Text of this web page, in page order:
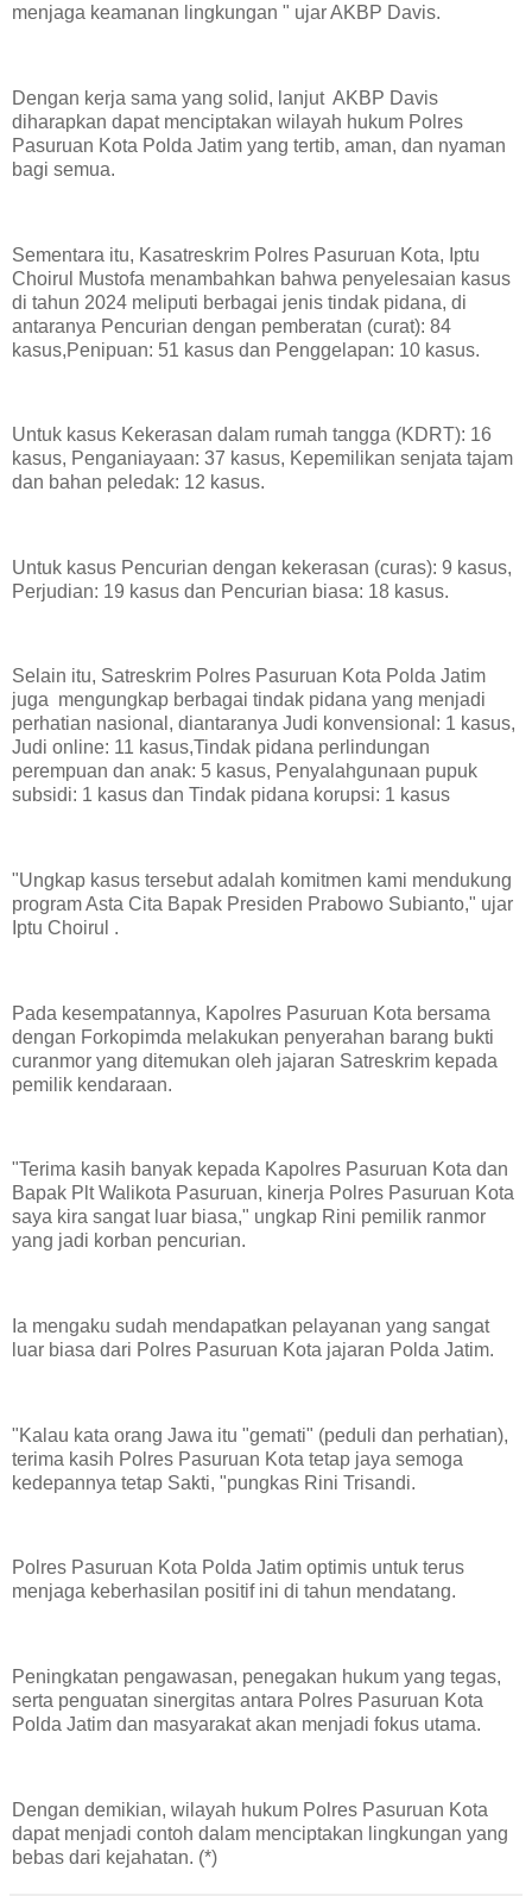
menjaga keamanan lingkungan " ujar AKBP Davis.
Dengan kerja sama yang solid, lanjut AKBP Davis
diharapkan dapat menciptakan wilayah hukum Polres
Pasuruan Kota Polda Jatim yang tertib, aman, dan nyaman
bagi semua.
Sementara itu, Kasatreskrim Polres Pasuruan Kota, Iptu
Choirul Mustofa menambahkan bahwa penyelesaian kasus
di tahun 2024 meliputi berbagai jenis tindak pidana, di
antaranya Pencurian dengan pemberatan (curat): 84
kasus,Penipuan: 51 kasus dan Penggelapan: 10 kasus.
Untuk kasus Kekerasan dalam rumah tangga (KDRT): 16
kasus, Penganiayaan: 37 kasus, Kepemilikan senjata tajam
dan bahan peledak: 12 kasus.
Untuk kasus Pencurian dengan kekerasan (curas): 9 kasus,
Perjudian: 19 kasus dan Pencurian biasa: 18 kasus.
Selain itu, Satreskrim Polres Pasuruan Kota Polda Jatim
juga mengungkap berbagai tindak pidana yang menjadi
perhatian nasional, diantaranya Judi konvensional: 1 kasus,
Judi online: 11 kasus,Tindak pidana perlindungan
perempuan dan anak: 5 kasus, Penyalahgunaan pupuk
subsidi: 1 kasus dan Tindak pidana korupsi: 1 kasus
"Ungkap kasus tersebut adalah komitmen kami mendukung
program Asta Cita Bapak Presiden Prabowo Subianto," ujar
Iptu Choirul .
Pada kesempatannya, Kapolres Pasuruan Kota bersama
dengan Forkopimda melakukan penyerahan barang bukti
curanmor yang ditemukan oleh jajaran Satreskrim kepada
pemilik kendaraan.
"Terima kasih banyak kepada Kapolres Pasuruan Kota dan
Bapak Plt Walikota Pasuruan, kinerja Polres Pasuruan Kota
saya kira sangat luar biasa," ungkap Rini pemilik ranmor
yang jadi korban pencurian.
Ia mengaku sudah mendapatkan pelayanan yang sangat
luar biasa dari Polres Pasuruan Kota jajaran Polda Jatim.
"Kalau kata orang Jawa itu "gemati" (peduli dan perhatian),
terima kasih Polres Pasuruan Kota tetap jaya semoga
kedepannya tetap Sakti, "pungkas Rini Trisandi.
Polres Pasuruan Kota Polda Jatim optimis untuk terus
menjaga keberhasilan positif ini di tahun mendatang.
Peningkatan pengawasan, penegakan hukum yang tegas,
serta penguatan sinergitas antara Polres Pasuruan Kota
Polda Jatim dan masyarakat akan menjadi fokus utama.
Dengan demikian, wilayah hukum Polres Pasuruan Kota
dapat menjadi contoh dalam menciptakan lingkungan yang
bebas dari kejahatan. (*)